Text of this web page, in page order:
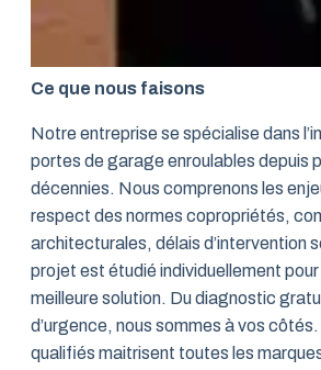
Ce que nous faisons
Notre entreprise se spécialise dans
portes de garage enroulables depuis
décennies. Nous comprenons les
respect des normes copropriétés,
architecturales, délais d’intervention
projet est étudié individuellement
meilleure solution. Du diagnostic
d’urgence, nous sommes à vos
qualifiés maitrisent toutes les